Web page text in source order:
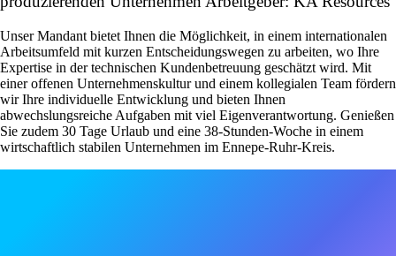
Unser Mandant bietet Ihnen die Möglichkeit, in einem internationalen
Arbeitsumfeld mit kurzen Entscheidungswegen zu arbeiten, wo Ihre
Expertise in der technischen Kundenbetreuung geschätzt wird. Mit
einer offenen Unternehmenskultur und einem kollegialen Team fördern
wir Ihre individuelle Entwicklung und bieten Ihnen
abwechslungsreiche Aufgaben mit viel Eigenverantwortung. Genießen
Sie zudem 30 Tage Urlaub und eine 38-Stunden-Woche in einem
wirtschaftlich stabilen Unternehmen im Ennepe-Ruhr-Kreis.